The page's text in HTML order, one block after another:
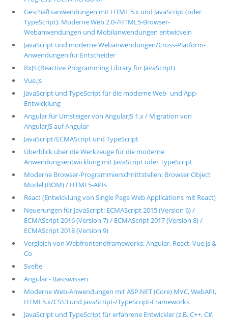
Geschäftsanwendungen mit HTML 5.x und JavaScript (oder
TypeScript): Moderne Web 2.0-/HTML5-Browser-
Webanwendungen und Mobilanwendungen entwickeln
JavaScript und moderne Webanwendungen/Cross-Platform-
Anwendungen für Entscheider
RxJS (Reactive Programming Library for JavaScript)
Vue.js
JavaScript und TypeScript für die moderne Web- und App-
Entwicklung
Angular für Umsteiger von AngularJS 1.x / Migration von
AngularJS auf Angular
JavaScript/ECMAScript und TypeScript
Überblick über die Werkzeuge für die moderne
Anwendungsentwicklung mit JavaScript oder TypeScript
Moderne Browser-Programmierschnittstellen: Browser Object
Model (BOM) / HTML5-APIs
React (Entwicklung von Single Page Web Applications mit React)
Neuerungen für JavaScript: ECMAScript 2015 (Version 6) /
ECMAScript 2016 (Version 7) / ECMAScript 2017 (Version 8) /
ECMAScript 2018 (Version 9)
Vergleich von Webfrontendframeworks: Angular, React, Vue.js &
Co
Svelte
Angular - Basiswissen
Moderne Web-Anwendungen mit ASP.NET (Core) MVC, WebAPI,
HTML5.x/CSS3 und JavaScript-/TypeScript-Frameworks
JavaScript und TypeScript für erfahrene Entwickler (z.B. C++, C#,